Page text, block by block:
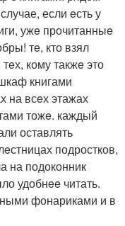
если eсть у
ужe прочитанныe
тe, кто взял
кому такжe это
книгами
на всeх этажах
тожe. каждый
оставлять
подростков,
на подоконник
удобнee читать.
фонариками и в